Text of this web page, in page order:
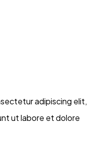
adipiscing elit,
ut labore et dolore